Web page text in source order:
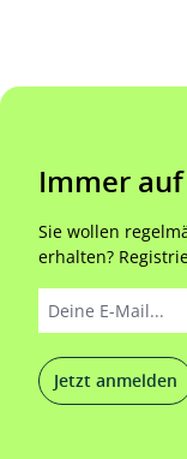
Immer
Sie wollen
erhalten?
Jetzt anmelden